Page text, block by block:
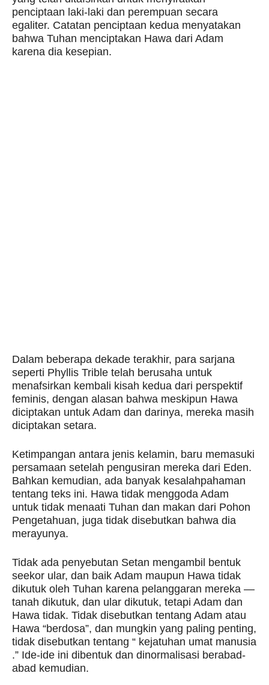
penciptaan laki-laki dan perempuan secara
egaliter. Catatan penciptaan kedua menyatakan
bahwa Tuhan menciptakan Hawa dari Adam
karena dia kesepian.
Dalam beberapa dekade terakhir, para sarjana
seperti Phyllis Trible telah berusaha untuk
menafsirkan kembali kisah kedua dari perspektif
feminis, dengan alasan bahwa meskipun Hawa
diciptakan untuk Adam dan darinya, mereka masih
diciptakan setara.
Ketimpangan antara jenis kelamin, baru memasuki
persamaan setelah pengusiran mereka dari Eden.
Bahkan kemudian, ada banyak kesalahpahaman
tentang teks ini. Hawa tidak menggoda Adam
untuk tidak menaati Tuhan dan makan dari Pohon
Pengetahuan, juga tidak disebutkan bahwa dia
merayunya.
Tidak ada penyebutan Setan mengambil bentuk
seekor ular, dan baik Adam maupun Hawa tidak
dikutuk oleh Tuhan karena pelanggaran mereka —
tanah dikutuk, dan ular dikutuk, tetapi Adam dan
Hawa tidak. Tidak disebutkan tentang Adam atau
Hawa “berdosa”, dan mungkin yang paling penting,
tidak disebutkan tentang “ kejatuhan umat manusia
.” Ide-ide ini dibentuk dan dinormalisasi berabad-
abad kemudian.